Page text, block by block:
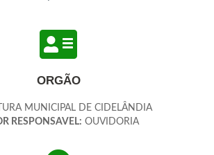
ORGÃO
MUNICIPAL DE CIDELÂNDIA
RESPONSAVEL: OUVIDORIA